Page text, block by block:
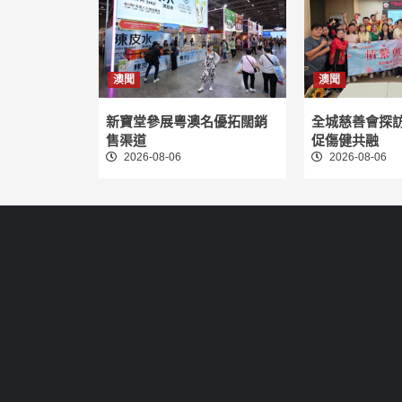
澳聞
新寶堂參展粵澳名優拓闊銷
售渠道
2026-08-06
澳聞
全城慈善會探
促傷健共融
2026-08-06